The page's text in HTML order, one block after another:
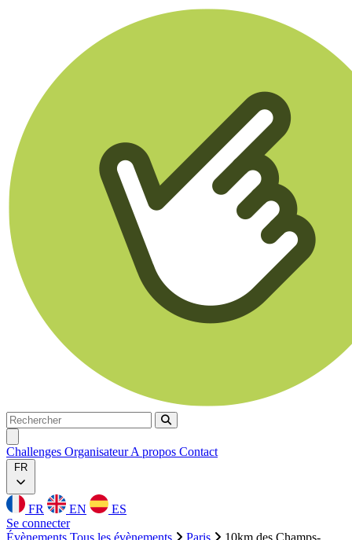
Rechercher
Rechercher
Challenges OrganisateurA propos Contact
FR
FR EN
ES
Se connecter
Évènements Tous les évènements Paris
10km des Champs-